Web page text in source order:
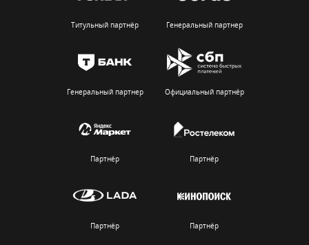
Титульный партнёр Генеральный партнер
Генеральный партнер Официальный партнёр
Партнёр Партнёр
Партнёр Партнёр